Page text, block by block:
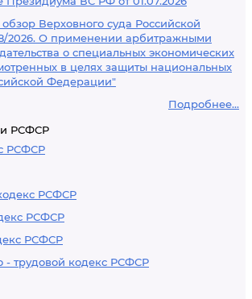
Верховного суда Российской
2026. О применении арбитражными
о специальных экономических
в целях защиты национальных
Федерации"
Подробнее...
и РСФСР
РСФСР
РСФСР
РСФСР
РСФСР
- трудовой кодекс РСФСР